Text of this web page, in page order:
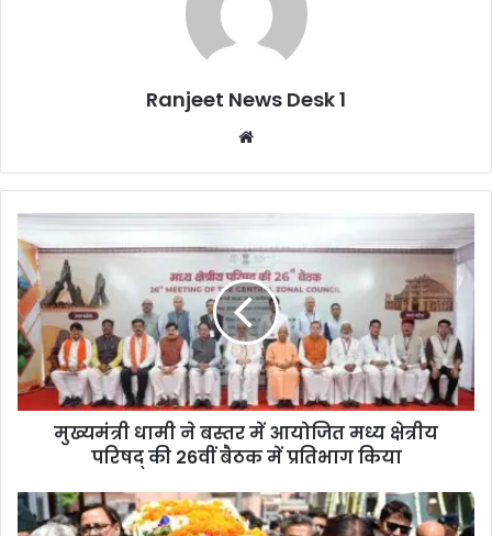
Ranjeet News Desk 1
te
मुख्यमंत्री धामी ने बस्तर में आयोजित मध्य क्षेत्रीय
परिषद् की 26वीं बैठक में प्रतिभाग किया